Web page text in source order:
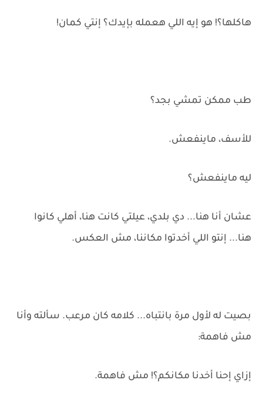
هاكلها؟! هو إيه اللي هعمله بإيدك؟ إنتي كمان!
طب ممكن تمشي بجد؟
للأسف، ماينفعش.
ليه ماينفعش؟
عشان أنا هنا... دي بلدي، عيلتي كانت هنا، أهلي كانوا
هنا... إنتو اللي أخدتوا مكاننا، مش العكس.
بصيت له لأول مرة بانتباه... كلامه كان مرعب. سألته وأنا
مش فاهمة:
إزاي إحنا أخدنا مكانكم؟! مش فاهمة.